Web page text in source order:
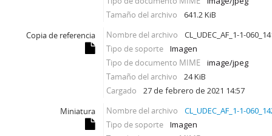
Tamaño del archivo
641.2 KiB
Copia de referencia
Nombre del archivo
CL_UDEC_AF_1-1-
Tipo de soporte
Imagen
Tipo de documento MIME
image/jpeg
Tamaño del archivo
24 KiB
Cargado
27 de febrero de 2021 14:57
Miniatura
Nombre del archivo
CL_UDEC_AF_1-1-
Tipo de soporte
Imagen